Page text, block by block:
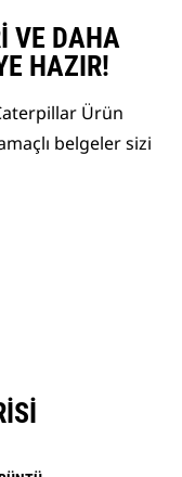
VE DAHA
HAZIR!
Ürün
belgeler sizi